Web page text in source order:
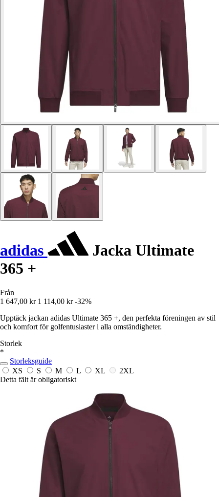
adidas
Jacka Ultimate
365 +
Från
1 647,00 kr 1 114,00 kr -32%
Upptäck jackan adidas Ultimate 365 +, den perfekta föreningen av stil
och komfort för golfentusiaster i alla omständigheter.
Storlek
*
Storleksguide
XS
S M L XL
2XL
Detta fält är obligatoriskt